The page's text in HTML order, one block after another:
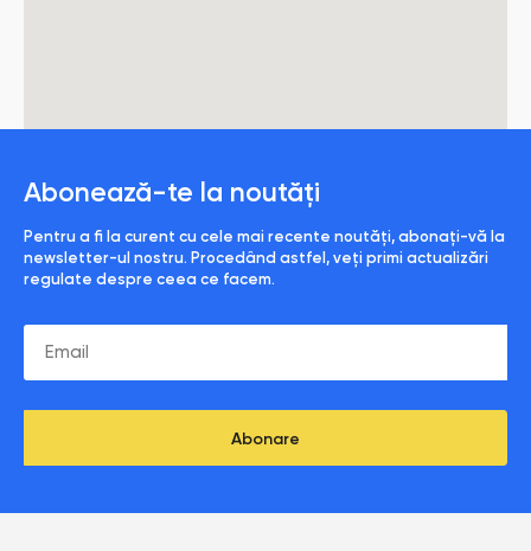
Abonează-te la noutăți
Pentru a fi la curent cu cele mai recente noutăți, abonați-vă la
newsletter-ul nostru. Procedând astfel, veți primi actualizări
regulate despre ceea ce facem.
Abonare